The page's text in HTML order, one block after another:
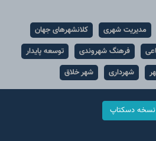
مدیریت شهری
کلانشهرهای جهان
فرهنگ شهروندی
توسعه پایدار
شهرداری شهر خلاق
نسخه دسکتاپ